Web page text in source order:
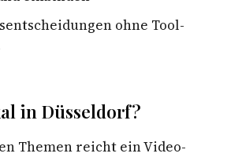
ohne Tool-
in Düsseldorf?
Themen reicht ein Video-